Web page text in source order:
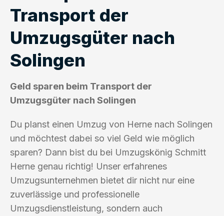
Transport der
Umzugsgüter nach
Solingen
Geld sparen beim Transport der
Umzugsgüter nach Solingen
Du planst einen Umzug von Herne nach Solingen
und möchtest dabei so viel Geld wie möglich
sparen? Dann bist du bei Umzugskönig Schmitt
Herne genau richtig! Unser erfahrenes
Umzugsunternehmen bietet dir nicht nur eine
zuverlässige und professionelle
Umzugsdienstleistung, sondern auch